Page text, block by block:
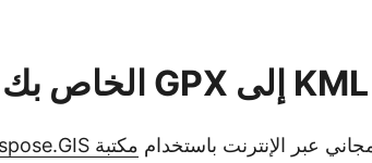
مكتبة Aspose.GIS